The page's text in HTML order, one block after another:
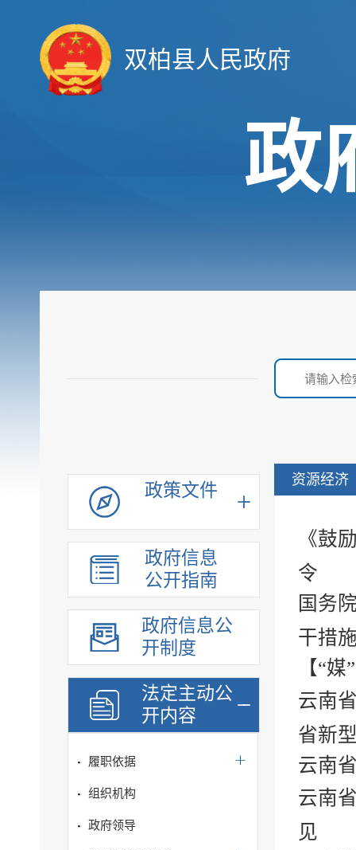
双柏县人民政府
政
政策文件
政府信息
公开指南
政府信息公
开制度
法定主动公
开内容
履职依据
组织机构
政府领导
资源经济
《鼓
令
国务
干措
【“
云南
省新
云南
云南
见